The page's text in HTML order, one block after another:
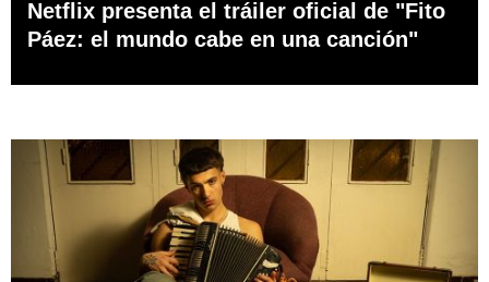
Netflix presenta el tráiler oficial de "Fito
Páez: el mundo cabe en una canción"